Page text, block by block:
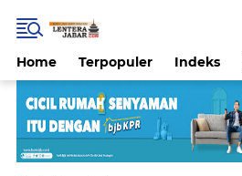
Home Terpopuler Indeks